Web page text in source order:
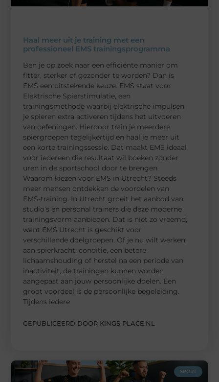
Haal meer uit je training met een
professioneel EMS trainingsprogramma
Ben je op zoek naar een efficiënte manier om
fitter, sterker of gezonder te worden? Dan is
EMS een uitstekende keuze. EMS staat voor
Elektrische Spierstimulatie, een
trainingsmethode waarbij elektrische impulsen
je spieren extra activeren tijdens het uitvoeren
van oefeningen. Hierdoor train je meerdere
spiergroepen tegelijkertijd en haal je meer uit
een korte trainingssessie. Dat maakt EMS ideaal
voor iedereen die resultaat wil boeken zonder
uren in de sportschool door te brengen.
Waarom kiezen voor EMS in Utrecht? Steeds
meer mensen ontdekken de voordelen van
EMS-training. In Utrecht groeit het aanbod van
studio’s en personal trainers die deze moderne
trainingsvorm aanbieden. Dat is niet zo vreemd,
want EMS Utrecht is geschikt voor
verschillende doelgroepen. Of je nu wilt werken
aan spierkracht, conditie, een betere
lichaamshouding of herstel na een periode van
inactiviteit, de trainingen kunnen worden
aangepast aan jouw persoonlijke doelen. Een
groot voordeel is de persoonlijke begeleiding.
Tijdens iedere
GEPUBLICEERD DOOR KINGS PLACE.NL
SPORT